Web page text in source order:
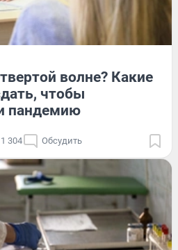
волне? Какие
чтобы
пандемию
1 304 Обсудить